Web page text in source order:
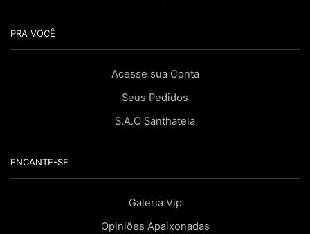
PRA VOCÊ
Acesse sua Conta
Seus Pedidos
S.A.C Santhatela
ENCANTE-SE
Galeria Vip
Opiniões Apaixonadas